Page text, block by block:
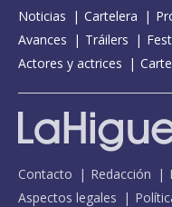
Noticias Cartelera
Avances
Tráilers
Actores y actrices
Contacto Redacción
Aspectos legales